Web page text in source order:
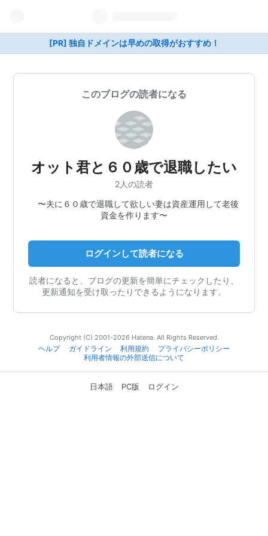
[PR] 独自ドメインは早めの取得がおすすめ！
このブログの読者になる
オット君と６０歳で退職したい
2人の読者
〜夫に６０歳で退職して欲しい妻は資産運用して老後
資金を作ります〜
ログインして読者になる
読者になると、ブログの更新を簡単にチェックしたり、
更新通知を受け取ったりできるようになります。
Copyright (C) 2001-2026 Hatena. All Rights Reserved.
ヘルプ
ガイドライン 利用規約
プライバシーポリシー
利用者情報の外部送信について
日本語 PC版 ログイン